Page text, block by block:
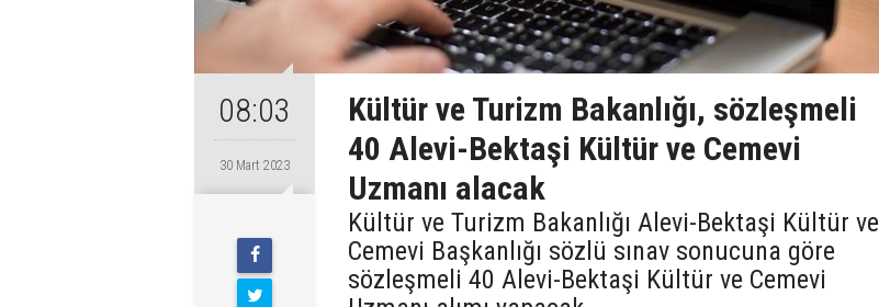
08:03
30 Mart 2023
Kültür ve Turizm Bakanlığı, sözleşmeli
40 Alevi-Bektaşi Kültür ve Cemevi
Uzmanı alacak
Kültür ve Turizm Bakanlığı Alevi-Bektaşi Kültür ve
Cemevi Başkanlığı sözlü sınav sonucuna göre
sözleşmeli 40 Alevi-Bektaşi Kültür ve Cemevi